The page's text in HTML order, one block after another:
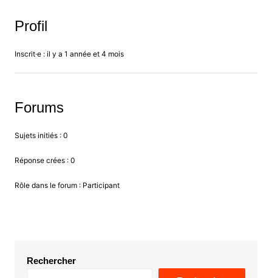
Profil
Inscrit·e : il y a 1 année et 4 mois
Forums
Sujets initiés : 0
Réponse crées : 0
Rôle dans le forum : Participant
Rechercher